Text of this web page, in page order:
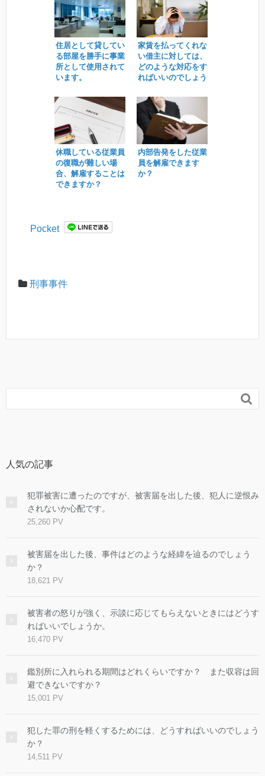
住居として貸してい
る部屋を勝手に事業
所として使用されて
います。
家賃を払ってくれな
い借主に対しては、
どのような対応をす
ればいいのでしょう
休職している従業員
の復職が難しい場
合、解雇することは
できますか？
内部告発をした従業
員を解雇できます
か？
Pocket
刑事事件

人気の記事
犯罪被害に遭ったのですが、被害届を出した後、犯人に逆恨み
されないか心配です。
25,260 PV
被害届を出した後、事件はどのような経緯を辿るのでしょう
か？
18,621 PV
被害者の怒りが強く、示談に応じてもらえないときにはどうす
ればいいでしょうか。
16,470 PV
鑑別所に入れられる期間はどれくらいですか？ また収容は回
避できないですか？
15,001 PV
犯した罪の刑を軽くするためには、どうすればいいのでしょう
か？
14,511 PV